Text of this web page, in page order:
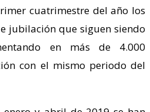
cuatrimestre del año los
jubilación que siguen siendo
en más de 4.000
con el mismo periodo del